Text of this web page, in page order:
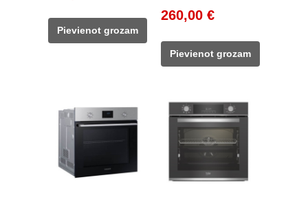
was:
785,00 €.
238,00 €.
Pievienot grozam
Original
was:
375,00 €.
260,00 €Current
260,00 €.
Pievienot grozam